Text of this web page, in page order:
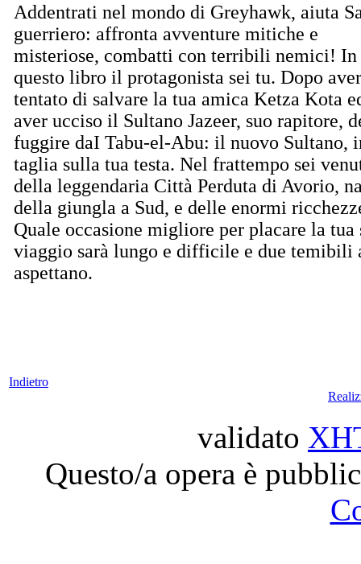
Addentrati nel mondo di Greyhawk, aiuta
guerriero: affronta avventure mitiche e
misteriose, combatti con terribili nemici! In
questo libro il protagonista sei tu. Dopo aver
tentato di salvare la tua amica Ketza Kota
aver ucciso il Sultano Jazeer, suo rapitore,
fuggire daI Tabu-el-Abu: il nuovo Sultano,
taglia sulla tua testa. Nel frattempo sei
della leggendaria Città Perduta di Avorio,
della giungla a Sud, e delle enormi
Quale occasione migliore per placare la
viaggio sarà lungo e difficile e due temibili
aspettano.
Indietro
validato
Questo/a opera è